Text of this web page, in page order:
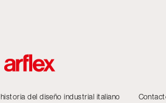
historia del diseño industrial italiano